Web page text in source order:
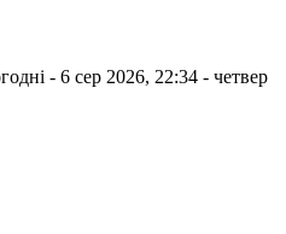
- 6 сер 2026, 22:34 - четвер